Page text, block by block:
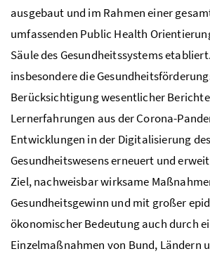
ausgebaut und im Rahmen einer
umfassenden Public Health
Säule des Gesundheitssystems
insbesondere die
Berücksichtigung wesentlicher
Lernerfahrungen aus der Corona-
Entwicklungen in der Digitalisierung des
Gesundheitswesens erneuert und
Ziel, nachweisbar wirksame
Gesundheitsgewinn und mit großer
ökonomischer Bedeutung auch durch
Einzelmaßnahmen von Bund, Ländern